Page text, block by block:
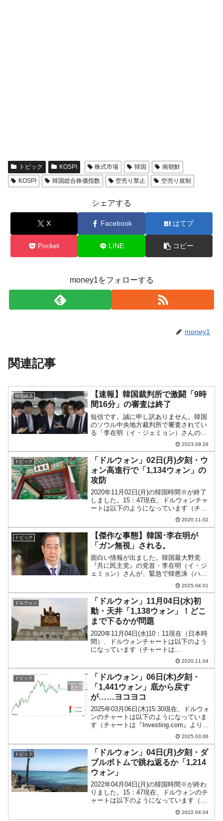
トピック KOSPI 株式市場 韓国
南朝鮮
KOSPI
韓国総合株価指数 空売り禁止 空売り規制
シェアする
X Facebook はてブ
Pocket LINE コピー
money1をフォローする
money1
関連記事
韓国経済
【速報】韓国裁判所で激闘「9時
間16分」の審査は終了
短信です。誠に申し訳ありません。韓国
のソウル中央地方裁判所で審査されてい
る「李在明（イ・ジェミョン）さんの逮
捕令状」ですが、審査は終了し、判断を
待つだけになりました。李在明（イ・ジ
ェミョン）さん本人も参加し、検察側と
弁護側の激論がかわされ、...
2023.09.26
トピック
「ドルウォン」02日(月)夕刻・ウ
ォン高進行で「1,134ウォン」の
攻防
2020年11月02日(月)の韓国時間※が終了
しました。15：47現在、ドルウォンチャ
ートは以下のようになっています（チャ
ートは『Investing.com』より引用：以下
同）。陰線ですが、現時点では前日の始
値まで押す力はなさそうです。現在...
2020.11.02
トピック
【傑作な事態】韓国･李在明が
「ガン無視」される。
面白い情報が出ました。韓国最大野党
『共に民主党』の党首・李在明（イ・ジ
ェミョン）さんが、緊急で韓悳洙（ハ
ン・ドクス）国務総理（首相に相当）に
「緊急で会いたい」と連絡したのです
が、韓悳洙（ハン・ドクス）さんは全く
無反応だった――というのです。...
2025.04.01
ドルウォン
「ドルウォン」11月04日(水)初
動・天井「1,138ウォン」！どこ
まで下るかが問題
2020年11月04日(水)10：11現在（日本時
間）、ドルウォンチャートは以下のよう
になっています（チャートは
『Investing.com』より引用：以下同）。
一応陽線ですが、すでに上下に長いヒゲ
が出ており「この辺りで膠着状態」みた
いなロ...
2020.11.04
トピック
「ドルウォン」06日(木)夕刻・
「1,441ウォン」底から戻す
が……ヨコヨコ
2025年03月06日(木)15:30現在、ドルウォ
ンのチャートは以下のようになっていま
す（チャートは『Investing.com』より引
用）。下ヒゲが出ています。底から戻し
ましたがまだ陰線です。現在のところ「1
ドル＝1,441ウォン」近辺...
2025.03.06
トピック
「ドルウォン」04日(月)夕刻・ダ
ブルボトムで跳ね返るか「1,214
ウォン」
2022年04月04日(月)の韓国時間※が終わ
りました。15：47現在、ドルウォンのチ
ャートは以下のようになっています（チ
ャートは『Investing.com』より引用）。
陰線が長くなりました。ウォン高方向が
2022.04.04